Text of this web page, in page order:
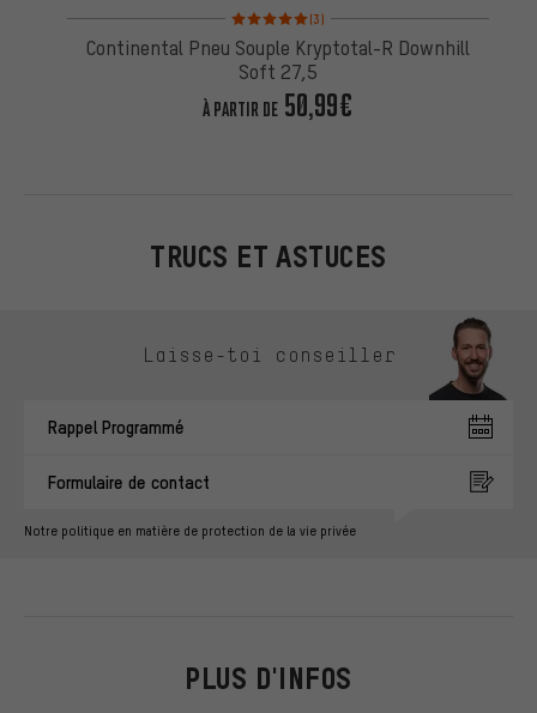
Note moyenne : 5 sur 5 d'après 3 avis
(3)
Continental Pneu Souple Kryptotal-R Downhill
Soft 27,5
À PARTIR DE50,99€
TRUCS ET ASTUCES
Laisse-toi conseiller
Rappel Programmé
Formulaire de contact
Notre politique en matière de protection de la vie privée
PLUS D'INFOS